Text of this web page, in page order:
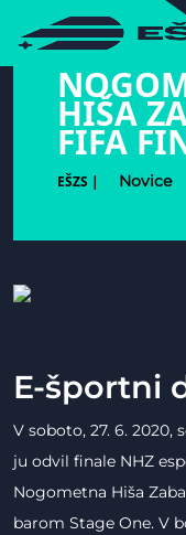
hihiiiiiiiiiii
HIŠA
FIFA
EŠZS | Novice
E-športni
V soboto, 27. 6. 2020,
ju odvil finale NHZ
Nogometna Hiša
barom Stage One. V